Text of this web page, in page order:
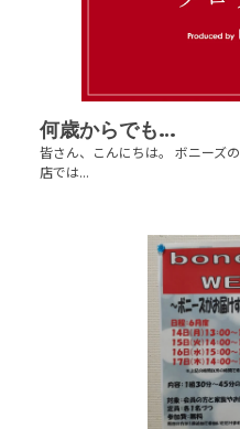
何歳からでも…
皆さん、こんにちは。 ボニーズ
店では...